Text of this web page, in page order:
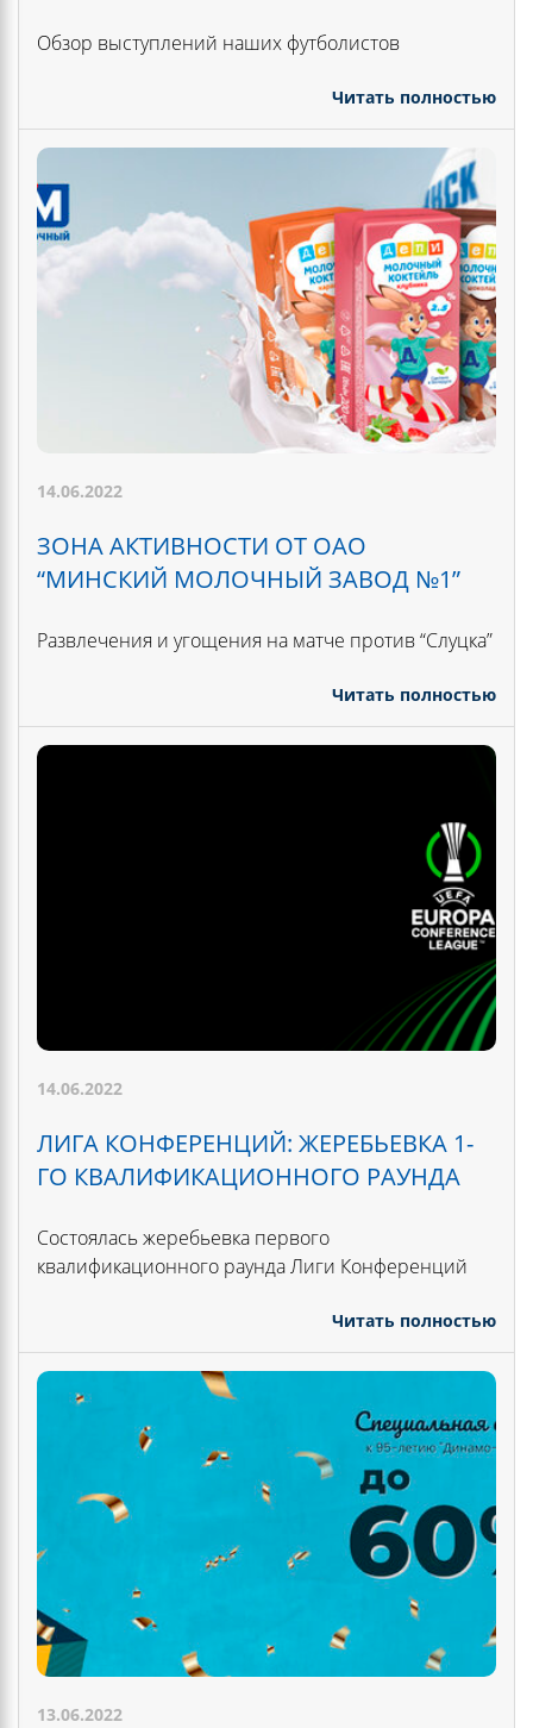
Обзор выступлений наших футболистов
Читать полностью
14.06.2022
ЗОНА АКТИВНОСТИ ОТ ОАО
“МИНСКИЙ МОЛОЧНЫЙ ЗАВОД №1”
Развлечения и угощения на матче против “Слуцка”
Читать полностью
14.06.2022
ЛИГА КОНФЕРЕНЦИЙ: ЖЕРЕБЬЕВКА 1-
ГО КВАЛИФИКАЦИОННОГО РАУНДА
Состоялась жеребьевка первого
квалификационного раунда Лиги Конференций
Читать полностью
13.06.2022